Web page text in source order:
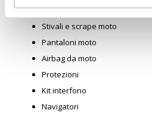
Guanti moto
Stivali e scrape moto
Pantaloni moto
Airbag da moto
Protezioni
Kit interfono
Navigatori